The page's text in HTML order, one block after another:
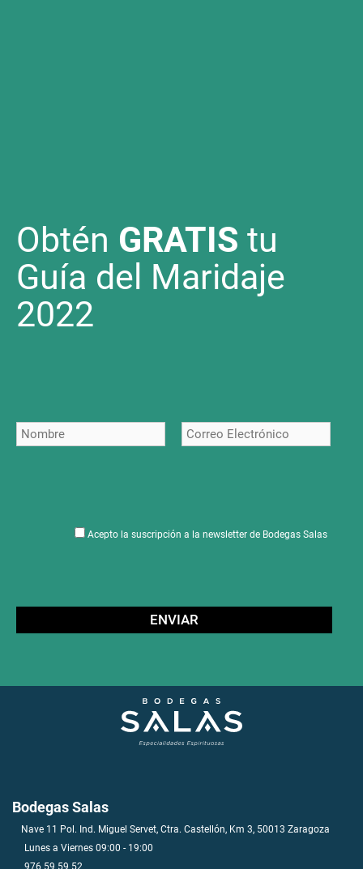
Obtén GRATIS tu
Guía del Maridaje
2022
Acepto la suscripción a la newsletter de Bodegas Salas
Bodegas Salas
Nave 11 Pol. Ind. Miguel Servet, Ctra. Castellón, Km 3, 50013 Zaragoza
Lunes a Viernes 09:00 - 19:00
976 59 59 52